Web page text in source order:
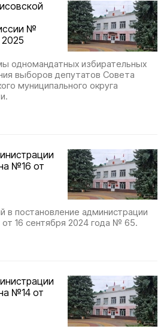
№
одномандатных избирательных
выборов депутатов Совета
муниципального округа
№16 от
в постановление администрации
16 сентября 2024 года № 65.
№14 от